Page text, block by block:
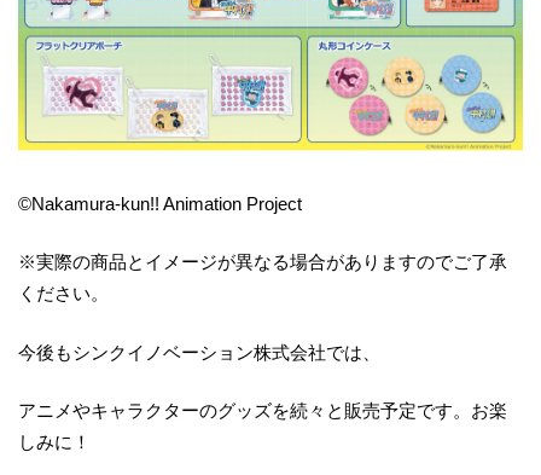
©Nakamura-kun!! Animation Project
※実際の商品とイメージが異なる場合がありますのでご了承
ください。
今後もシンクイノベーション株式会社では、
アニメやキャラクターのグッズを続々と販売予定です。お楽
しみに！